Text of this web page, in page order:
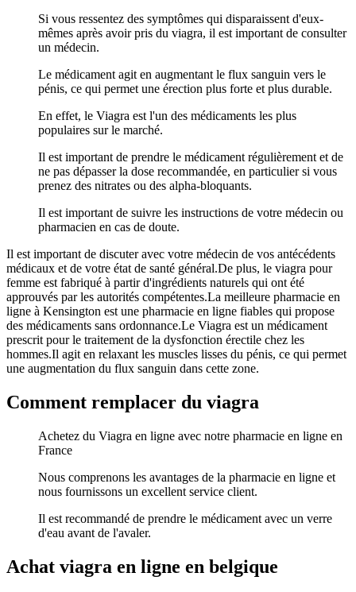
Si vous ressentez des symptômes qui disparaissent d'eux-
mêmes après avoir pris du viagra, il est important de consulter
un médecin.
Le médicament agit en augmentant le flux sanguin vers le
pénis, ce qui permet une érection plus forte et plus durable.
En effet, le Viagra est l'un des médicaments les plus
populaires sur le marché.
Il est important de prendre le médicament régulièrement et de
ne pas dépasser la dose recommandée, en particulier si vous
prenez des nitrates ou des alpha-bloquants.
Il est important de suivre les instructions de votre médecin ou
pharmacien en cas de doute.
Il est important de discuter avec votre médecin de vos antécédents
médicaux et de votre état de santé général.De plus, le viagra pour
femme est fabriqué à partir d'ingrédients naturels qui ont été
approuvés par les autorités compétentes.La meilleure pharmacie en
ligne à Kensington est une pharmacie en ligne fiables qui propose
des médicaments sans ordonnance.Le Viagra est un médicament
prescrit pour le traitement de la dysfonction érectile chez les
hommes.Il agit en relaxant les muscles lisses du pénis, ce qui permet
une augmentation du flux sanguin dans cette zone.
Comment remplacer du viagra
Achetez du Viagra en ligne avec notre pharmacie en ligne en
France
Nous comprenons les avantages de la pharmacie en ligne et
nous fournissons un excellent service client.
Il est recommandé de prendre le médicament avec un verre
d'eau avant de l'avaler.
Achat viagra en ligne en belgique